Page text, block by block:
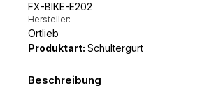
FX-BIKE-E202
Hersteller:
Ortlieb
Produktart: Schultergurt
Beschreibung